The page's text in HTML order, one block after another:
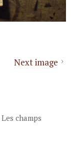
Next image
Les champs